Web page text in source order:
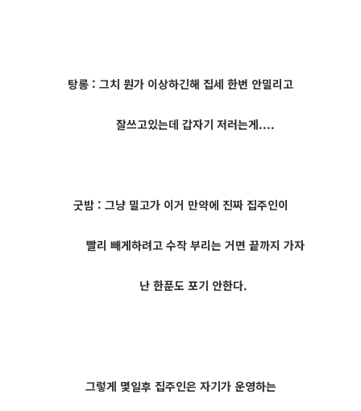
탕롱 : 그치 뭔가 이상하긴해 집세 한번 안밀리고
잘쓰고있는데 갑자기 저러는게....
굿밤 : 그냥 밀고가 이거 만약에 진짜 집주인이
빨리 빼게하려고 수작 부리는 거면 끝까지 가자
난 한푼도 포기 안한다.
그렇게 몇일후 집주인은 자기가 운영하는